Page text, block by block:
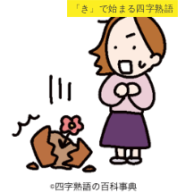
「き」で始まる四字熟語